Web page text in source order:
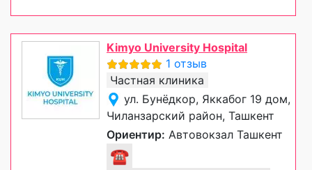
Kimyo University Hospital
1 отзыв
Частная клиника
ул. Бунёдкор, Яккабог 19 дом,
Чиланзарский район, Ташкент
Ориентир: Автовокзал Ташкент
☎